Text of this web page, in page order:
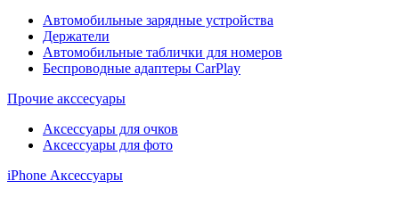
Автомобильные зарядные устройства
Держатели
Автомобильные таблички для номеров
Беспроводные адаптеры CarPlay
Прочие акссесуары
Аксессуары для очков
Аксессуары для фото
iPhone Аксессуары